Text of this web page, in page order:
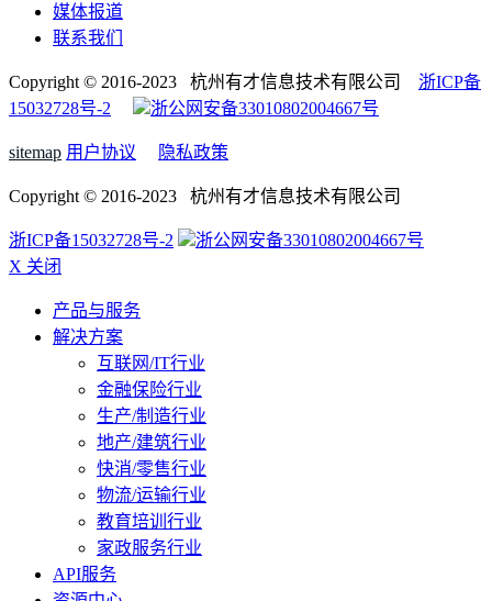
媒体报道
联系我们
Copyright © 2016-2023 杭州有才信息技术有限公司 浙ICP备
15032728号-2
浙公网安备33010802004667号
sitemap 用户协议 隐私政策
Copyright © 2016-2023 杭州有才信息技术有限公司
浙ICP备15032728号-2
浙公网安备33010802004667号
X 关闭
产品与服务
解决方案
互联网/IT行业
金融保险行业
生产/制造行业
地产/建筑行业
快消/零售行业
物流/运输行业
教育培训行业
家政服务行业
API服务